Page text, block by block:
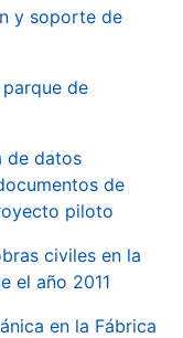
y soporte de
de
de datos
de
piloto
civiles en la
el año 2011
en la Fábrica